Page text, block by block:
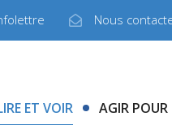
Nous
ET VOIR AGIR